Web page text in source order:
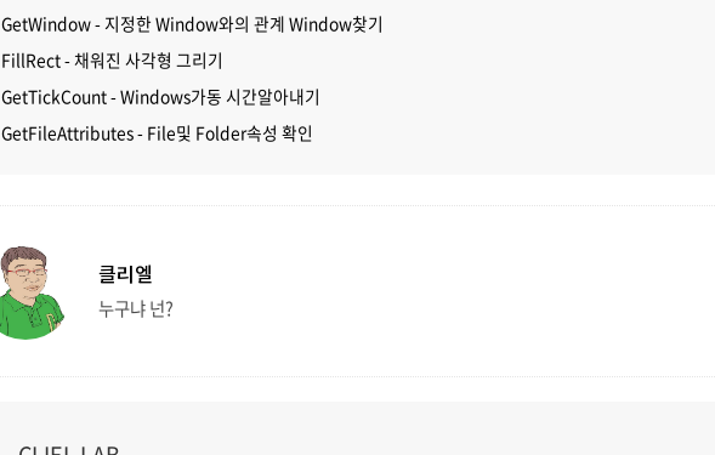
GetWindow - 지정한 Window와의 관계 Window찾기
FillRect - 채워진 사각형 그리기
GetTickCount - Windows가동 시간알아내기
GetFileAttributes - File및 Folder속성 확인
클리엘
누구냐 넌?